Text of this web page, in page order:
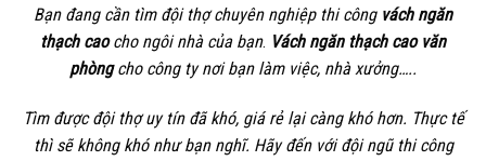
Bạn đang cần tìm đội thợ chuyên nghiệp thi côngvách ngăn
thạch caocho ngôi nhà của bạn. Vách ngăn thạch cao văn
phòngcho công ty nơi bạn làm việc, nhà xưởng…..
Tìm được đội thợ uy tín đã khó, giá rẻ lại càng khó hơn. Thực tế
thì sẽ không khó như bạn nghĩ. Hãy đến với đội ngũ thi công